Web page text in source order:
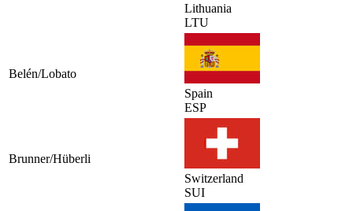
Lithuania
LTU
Belén/Lobato
Spain
ESP
Brunner/Hüberli
Switzerland
SUI